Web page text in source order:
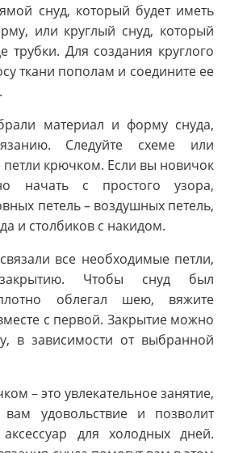
снуд, который будет иметь
или круглый снуд, который
трубки. Для создания круглого
ткани пополам и соедините ее
материал и форму снуда,
Следуйте схеме или
крючком. Если вы новичок
начать с простого узора,
петель – воздушных петель,
и столбиков с накидом.
все необходимые петли,
Чтобы снуд был
облегал шею, вяжите
с первой. Закрытие можно
в зависимости от выбранной
– это увлекательное занятие,
вам удовольствие и позволит
для холодных дней.